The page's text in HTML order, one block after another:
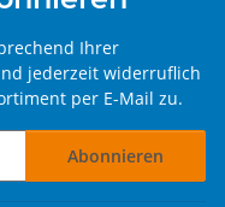
Ihrer
jederzeit widerruflich
per E-Mail zu.
Abonnieren